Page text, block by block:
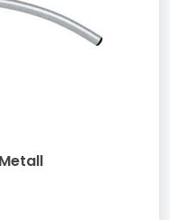
¦ Metall